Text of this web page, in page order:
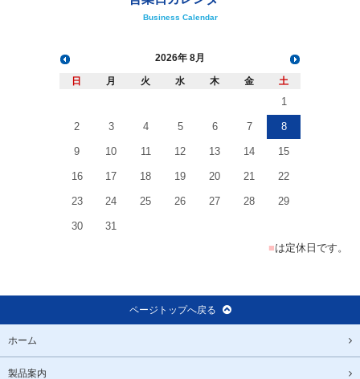
Business Calendar
2026 8月
日 月 火 水 木 金 土
1
2 3 4 5 6 7 8
9 10 11 12 13 14 15
16 17 18 19 20 21 22
23 24 25 26 27 28 29
30
31
■は定休日です。
ページトップへ戻る
ホーム
製品案内